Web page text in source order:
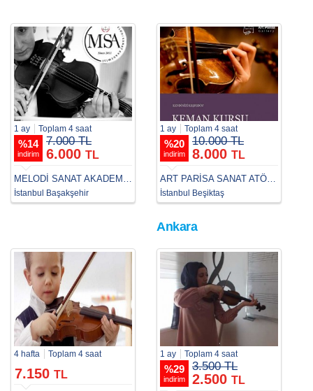
1 ay Toplam 4 saat
%14
indirim
7.000 TL
6.000 TL
MELODİ SANAT AKADEMİSİ BAHÇEŞEHİR
İstanbul Başakşehir
1 ay Toplam 4 saat
%20
indirim
10.000 TL
8.000 TL
ART PARİSA SANAT ATÖLYESİ
İstanbul Beşiktaş
4 hafta Toplam 4 saat
7.150 TL
Ankara
1 ay Toplam 4 saat
%29
indirim
3.500 TL
2.500 TL